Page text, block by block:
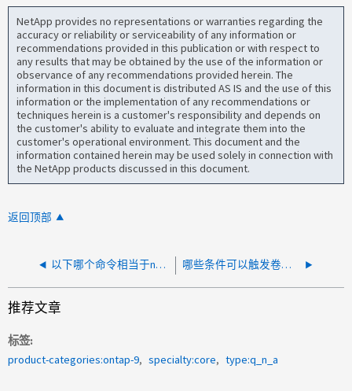
NetApp provides no representations or warranties regarding the
accuracy or reliability or serviceability of any information or
recommendations provided in this publication or with respect to
any results that may be obtained by the use of the information or
observance of any recommendations provided herein. The
information in this document is distributed AS IS and the use of this
information or the implementation of any recommendations or
techniques herein is a customer's responsibility and depends on
the customer's ability to evaluate and integrate them into the
customer's operational environment. This document and the
information contained herein may be used solely in connection with
the NetApp products discussed in this document.
返回顶部
以下哪个命令相当于nobeshell输出中的"sysstat -m"？ 哪些条件可以触发卷的自动缩减？
推荐文章
标签
product-categories:ontap-9
specialty:core type:q_n_a